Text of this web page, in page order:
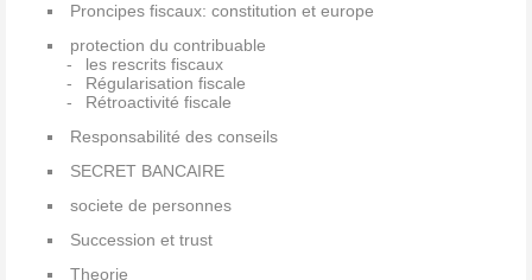
Proncipes fiscaux: constitution et europe
protection du contribuable
les rescrits fiscaux
Régularisation fiscale
Rétroactivité fiscale
Responsabilité des conseils
SECRET BANCAIRE
societe de personnes
Succession et trust
Theorie